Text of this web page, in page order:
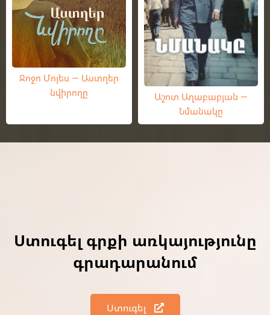
Ջոջո Մոյես — Աստղեր
նվիրողը
Աշոտ Աղաբաբյան —
Նմանակը
Ստուգել գրքի առկայությունը
գրադարանում
Ստուգել